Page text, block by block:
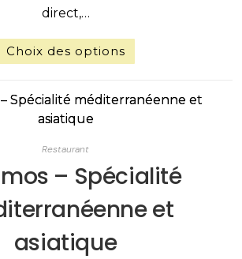
direct,…
Choix des options
Restaurant
– Spécialité
et
asiatique